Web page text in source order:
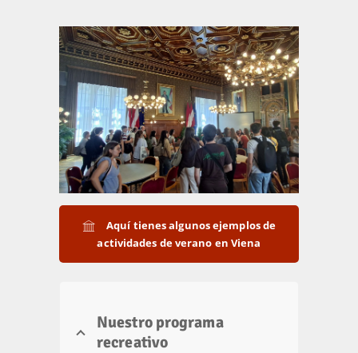
Aquí tienes algunos ejemplos de
actividades de verano en Viena
Nuestro programa
recreativo